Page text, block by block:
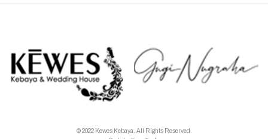
© 2022 Kewes Kebaya. All Rights Reserved.